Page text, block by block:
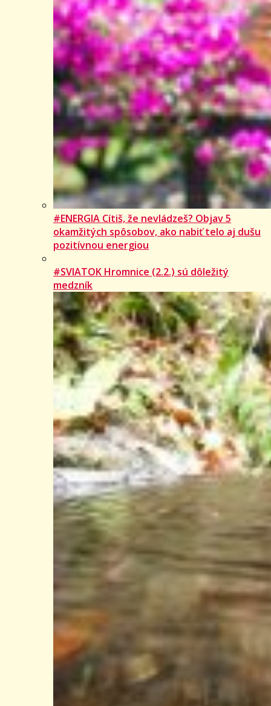
#ENERGIA Cítiš, že nevládzeš? Objav 5
okamžitých spôsobov, ako nabiť telo aj dušu
pozitívnou energiou
#SVIATOK Hromnice (2.2.) sú dôležitý
medzník